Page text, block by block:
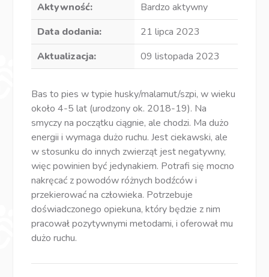
Aktywność:
Bardzo aktywny
Data dodania:
21 lipca 2023
Aktualizacja:
09 listopada 2023
Bas to pies w typie husky/malamut/szpi, w wieku
około 4-5 lat (urodzony ok. 2018-19). Na
smyczy na początku ciągnie, ale chodzi. Ma dużo
energii i wymaga dużo ruchu. Jest ciekawski, ale
w stosunku do innych zwierząt jest negatywny,
więc powinien być jedynakiem. Potrafi się mocno
nakręcać z powodów różnych bodźców i
przekierować na człowieka. Potrzebuje
doświadczonego opiekuna, który będzie z nim
pracował pozytywnymi metodami, i oferował mu
dużo ruchu.